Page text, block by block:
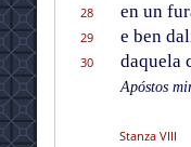
28
en un
29
e ben
30
daquela
Apóstos
Stanza VIII